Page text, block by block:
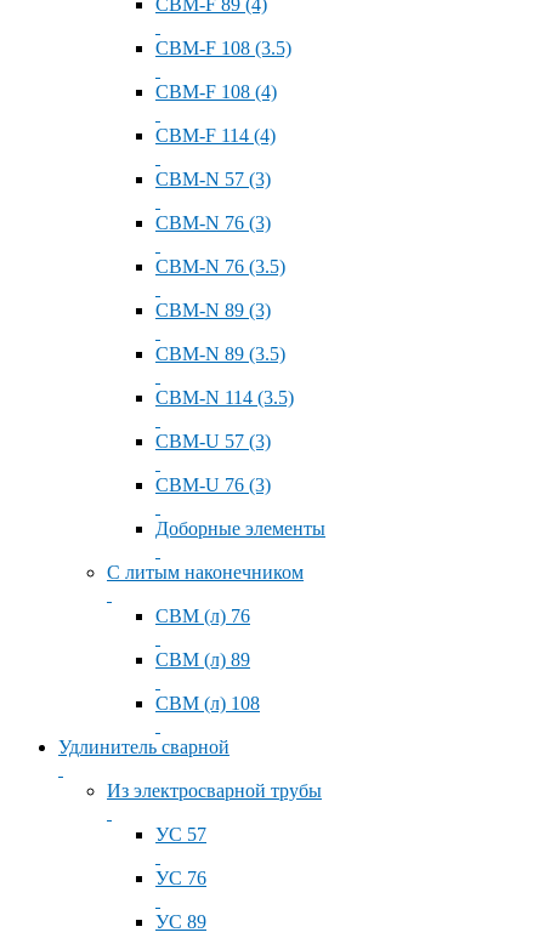
СВМ-F 89 (4)
СВМ-F 108 (3.5)
СВМ-F 108 (4)
СВМ-F 114 (4)
СВМ-N 57 (3)
СВМ-N 76 (3)
СВМ-N 76 (3.5)
СВМ-N 89 (3)
СВМ-N 89 (3.5)
СВМ-N 114 (3.5)
СВМ-U 57 (3)
СВМ-U 76 (3)
Доборные элементы
С литым наконечником
СВМ (л) 76
СВМ (л) 89
СВМ (л) 108
Удлинитель сварной
Из электросварной трубы
УС 57
УС 76
УС 89